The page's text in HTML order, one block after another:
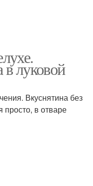
луковой
Вкуснятина без
просто, в отваре